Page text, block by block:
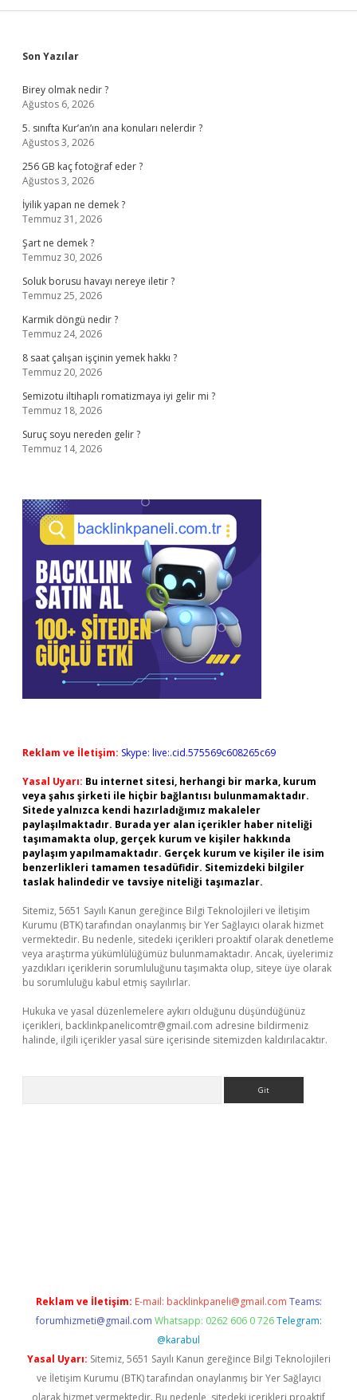
Sidebar
Son Yazılar
Birey olmak nedir ?
Ağustos 6, 2026
5. sınıfta Kur’an’ın ana konuları nelerdir ?
Ağustos 3, 2026
256 GB kaç fotoğraf eder ?
Ağustos 3, 2026
İyilik yapan ne demek ?
Temmuz 31, 2026
Şart ne demek ?
Temmuz 30, 2026
Soluk borusu havayı nereye iletir ?
Temmuz 25, 2026
Karmik döngü nedir ?
Temmuz 24, 2026
8 saat çalışan işçinin yemek hakkı ?
Temmuz 20, 2026
Semizotu iltihaplı romatizmaya iyi gelir mi ?
Temmuz 18, 2026
Suruç soyu nereden gelir ?
Temmuz 14, 2026
Reklam ve İletişim: Skype: live:.cid.575569c608265c69
Yasal Uyarı: Bu internet sitesi, herhangi bir marka, kurum
veya şahıs şirketi ile hiçbir bağlantısı bulunmamaktadır.
Sitede yalnızca kendi hazırladığımız makaleler
paylaşılmaktadır. Burada yer alan içerikler haber niteliği
taşımamakta olup, gerçek kurum ve kişiler hakkında
paylaşım yapılmamaktadır. Gerçek kurum ve kişiler ile isim
benzerlikleri tamamen tesadüfidir. Sitemizdeki bilgiler
taslak halindedir ve tavsiye niteliği taşımazlar.
Sitemiz, 5651 Sayılı Kanun gereğince Bilgi Teknolojileri ve İletişim
Kurumu (BTK) tarafından onaylanmış bir Yer Sağlayıcı olarak hizmet
vermektedir. Bu nedenle, sitedeki içerikleri proaktif olarak denetleme
veya araştırma yükümlülüğümüz bulunmamaktadır. Ancak, üyelerimiz
yazdıkları içeriklerin sorumluluğunu taşımakta olup, siteye üye olarak
bu sorumluluğu kabul etmiş sayılırlar.
Hukuka ve yasal düzenlemelere aykırı olduğunu düşündüğünüz
içerikleri, backlinkpanelicomtr@gmail.com adresine bildirmeniz
halinde, ilgili içerikler yasal süre içerisinde sitemizden kaldırılacaktır.
Reklam ve İletişim: E-mail: backlinkpaneli@gmail.com Teams:
forumhizmeti@gmail.com Whatsapp: 0262 606 0 726 Telegram:
@karabul
Yasal Uyarı: Sitemiz, 5651 Sayılı Kanun gereğince Bilgi Teknolojileri
ve İletişim Kurumu (BTK) tarafından onaylanmış bir Yer Sağlayıcı
olarak hizmet vermektedir. Bu nedenle, sitedeki içerikleri proaktif